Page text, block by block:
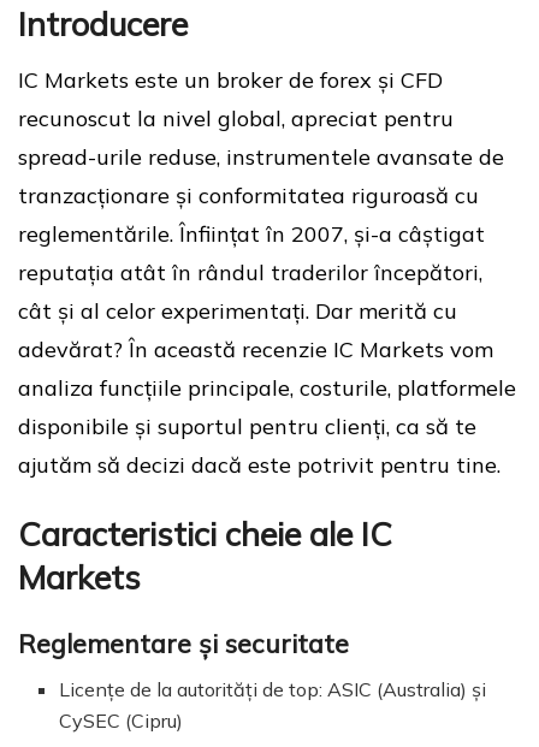
Introducere
IC Markets este un broker de forex și CFD
recunoscut la nivel global, apreciat pentru
spread-urile reduse, instrumentele avansate de
tranzacționare și conformitatea riguroasă cu
reglementările. Înființat în 2007, și-a câștigat
reputația atât în rândul traderilor începători,
cât și al celor experimentați. Dar merită cu
adevărat? În această recenzie IC Markets vom
analiza funcțiile principale, costurile, platformele
disponibile și suportul pentru clienți, ca să te
ajutăm să decizi dacă este potrivit pentru tine.
Caracteristici cheie ale IC
Markets
Reglementare și securitate
Licențe de la autorități de top: ASIC (Australia) și
CySEC (Cipru)